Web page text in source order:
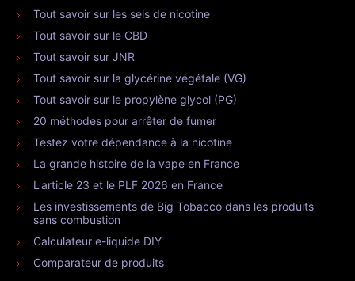
Tout savoir sur les sels de nicotine
Tout savoir sur le CBD
Tout savoir sur JNR
Tout savoir sur la glycérine végétale (VG)
Tout savoir sur le propylène glycol (PG)
20 méthodes pour arrêter de fumer
Testez votre dépendance à la nicotine
La grande histoire de la vape en France
L'article 23 et le PLF 2026 en France
Les investissements de Big Tobacco dans les produits
sans combustion
Calculateur e-liquide DIY
Comparateur de produits